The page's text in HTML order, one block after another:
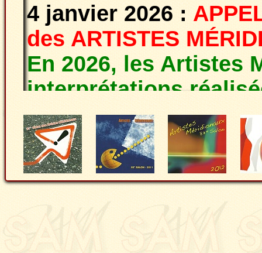
4 janvier 2026 :
des ARTISTES
En 2026, les Artistes
interprétations
thème par 80 artistes
la grande région
pourra être
février 2026. Vous
un mail à
l'enverrons.